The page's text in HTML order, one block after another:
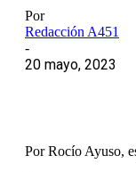
Por
Redacción A451
-
20 mayo, 2023
Por Rocío Ayuso,